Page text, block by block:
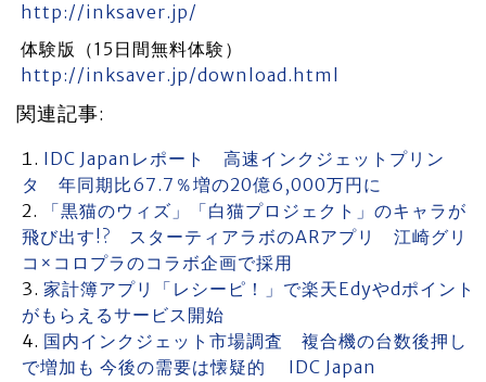
http://inksaver.jp/
体験版（15日間無料体験）
http://inksaver.jp/download.html
関連記事:
IDC Japanレポート 高速インクジェットプリン
タ 年同期比67.7％増の20億6,000万円に
「黒猫のウィズ」「白猫プロジェクト」のキャラが
飛び出す!? スターティアラボのARアプリ 江崎グリ
コ×コロプラのコラボ企画で採用
家計簿アプリ「レシーピ！」で楽天Edyやdポイント
がもらえるサービス開始
国内インクジェット市場調査 複合機の台数後押し
で増加も 今後の需要は懐疑的 IDC Japan